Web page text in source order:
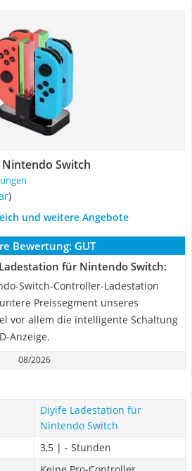
Switch
)
und weitere Angebote
Bewertung: GUT
für Nintendo Switch:
Switch-Controller-Ladestation
Preissegment unseres
vor allem die intelligente Schaltung
Anzeige.
08/2026
Diyife Ladestation für
Nintendo Switch
3,5 | - Stunden